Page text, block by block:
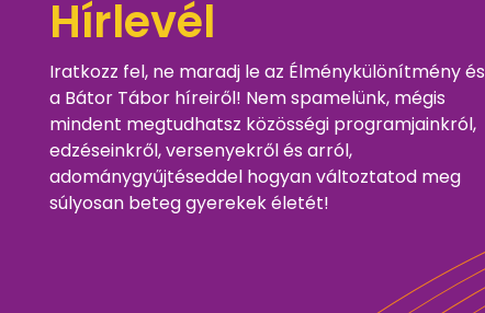
Hírlevél
Iratkozz fel, ne maradj le az Élménykülönítmény és
a Bátor Tábor híreiről! Nem spamelünk, mégis
mindent megtudhatsz közösségi programjainkról,
edzéseinkről, versenyekről és arról,
adománygyűjtéseddel hogyan változtatod meg
súlyosan beteg gyerekek életét!